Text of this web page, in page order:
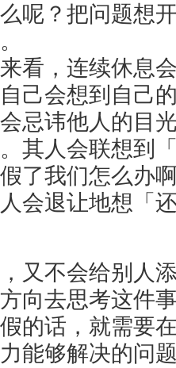
呢？把问题想
看，连续休息
己会想到自己
忌讳他人的目
其人会联想到
了我们怎么办
会退让地想「
又不会给别人
向去思考这件
的话，就需要
能够解决的问